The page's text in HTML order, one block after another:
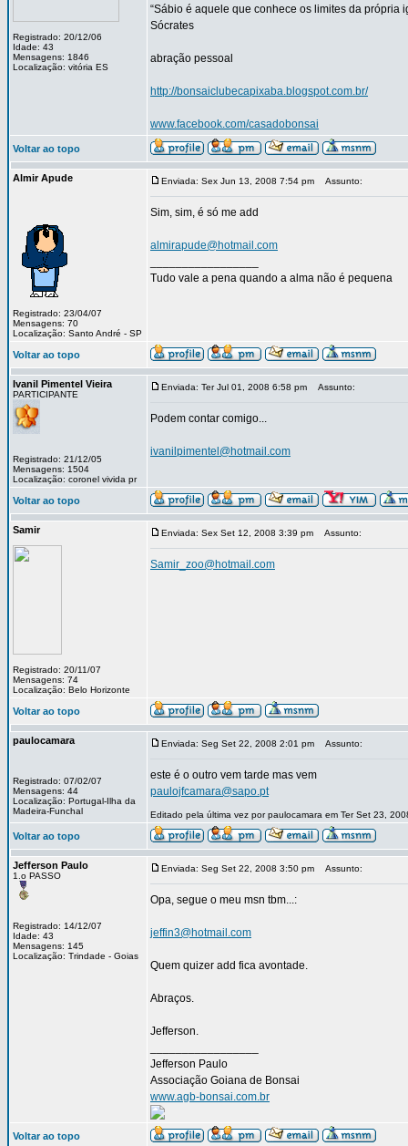
Registrado: 20/12/06
Idade: 43
Mensagens: 1846
Localização: vitória ES
“Sábio é aquele que conhece os limites da própria
Sócrates
abração pessoal
http://bonsaiclubecapixaba.blogspot.com.br/
www.facebook.com/casadobonsai
Voltar ao topo
Almir Apude
Registrado: 23/04/07
Mensagens: 70
Localização: Santo André - SP
Enviada: Sex Jun 13, 2008 7:54 pm Assunto:
Sim, sim, é só me add
almirapude@hotmail.com
Tudo vale a pena quando a alma não é pequena
Voltar ao topo
Ivanil Pimentel Vieira
PARTICIPANTE
Registrado: 21/12/05
Mensagens: 1504
Localização: coronel vivida pr
Enviada: Ter Jul 01, 2008 6:58 pm Assunto:
Podem contar comigo...
ivanilpimentel@hotmail.com
Voltar ao topo
Samir
Registrado: 20/11/07
Mensagens: 74
Localização: Belo Horizonte
Enviada: Sex Set 12, 2008 3:39 pm Assunto:
Samir_zoo@hotmail.com
Voltar ao topo
paulocamara
Registrado: 07/02/07
Mensagens: 44
Localização: Portugal-Ilha da
Madeira-Funchal
Enviada: Seg Set 22, 2008 2:01 pm Assunto:
este é o outro vem tarde mas vem
paulojfcamara@sapo.pt
Editado pela última vez por paulocamara em Ter Set 23,
Voltar ao topo
Jefferson Paulo
1.o PASSO
Registrado: 14/12/07
Idade: 43
Mensagens: 145
Localização: Trindade - Goias
Enviada: Seg Set 22, 2008 3:50 pm Assunto:
Opa, segue o meu msn tbm...:
jeffin3@hotmail.com
Quem quizer add fica avontade.
Abraços.
Jefferson.
Jefferson Paulo
Associação Goiana de Bonsai
www.agb-bonsai.com.br
Voltar ao topo